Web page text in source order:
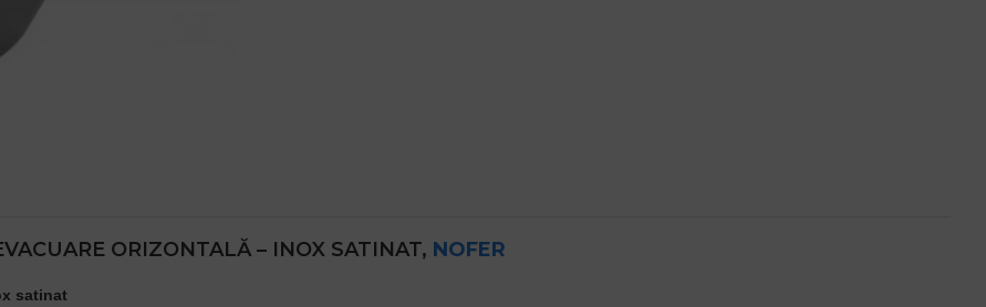
ORIZONTALĂ – INOX SATINAT, NOFER
satinat